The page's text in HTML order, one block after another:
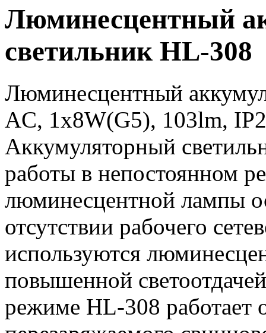
Люминесцентный
светильник HL-308
Люминесцентный
AC, 1х8W(G5), 103lm,
Аккумуляторный
работы в непостоянном
люминесцентной лампы
отсутствии рабочего
используются
повышенной
режиме HL-308 работает